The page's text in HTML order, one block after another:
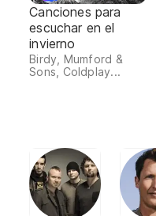
Canciones para
escuchar en el
invierno
Birdy, Mumford &
Sons, Coldplay...